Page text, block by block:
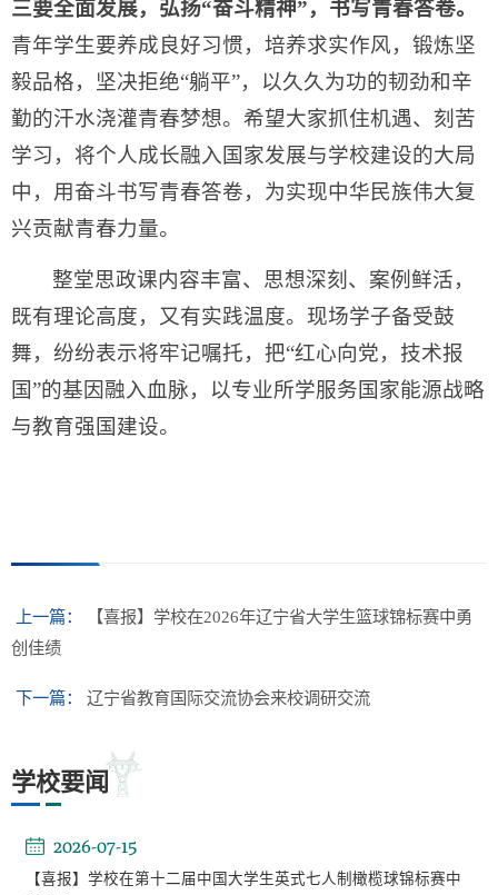
三要全面发展， 弘扬“奋斗精神”， 书写青春答卷。
青年学生要养成良好习惯，培养求实作风，锻炼坚
毅品格，坚决拒绝“躺平”，以久久为功的韧劲和辛
勤的汗水浇灌青春梦想。希望大家抓住机遇、刻苦
学习，将个人成长融入国家发展与学校建设的大局
中，用奋斗书写青春答卷，为实现中华民族伟大复
兴贡献青春力量。
整堂思政课内容丰富、思想深刻、案例鲜活，
既有理论高度，又有实践温度。现场学子备受鼓
舞，纷纷表示将牢记嘱托，把“红心向党，技术报
国”的基因融入血脉，以专业所学服务国家能源战略
与教育强国建设。
上一篇：
【喜报】学校在2026年辽宁省大学生篮球锦标赛中勇
创佳绩
下一篇： 辽宁省教育国际交流协会来校调研交流
学校要闻
2026-07-15
【喜报】学校在第十二届中国大学生英式七人制橄榄球锦标赛中